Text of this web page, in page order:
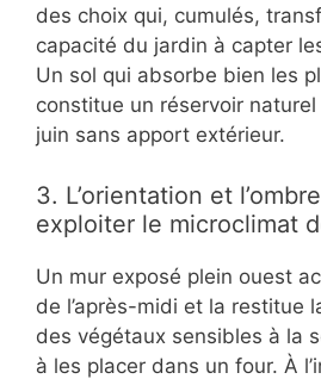
des choix qui, cumulés,
capacité du jardin à capter
Un sol qui absorbe bien les
constitue un réservoir naturel
juin sans apport extérieur.
3. L’orientation et
exploiter le microclimat
Un mur exposé plein ouest
de l’après-midi et la restitue
des végétaux sensibles à la
à les placer dans un four. À